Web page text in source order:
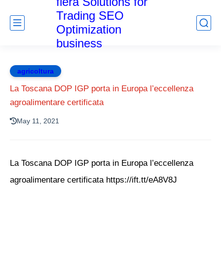
Trading SEO
Optimization
business
agricoltura
La Toscana DOP IGP porta in Europa l’eccellenza
agroalimentare certificata
May 11, 2021
La Toscana DOP IGP porta in Europa l’eccellenza
agroalimentare certificata https://ift.tt/eA8V8J